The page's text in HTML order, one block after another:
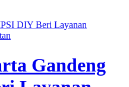
DIY Beri Layanan
Gandeng